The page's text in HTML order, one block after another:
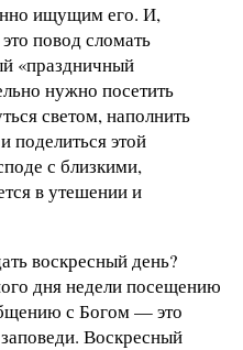
ищущим его. И,
повод сломать
«праздничный
нужно посетить
светом, наполнить
поделиться этой
с близкими,
в утешении и
воскресный день?
дня недели посещению
с Богом — это
Воскресный